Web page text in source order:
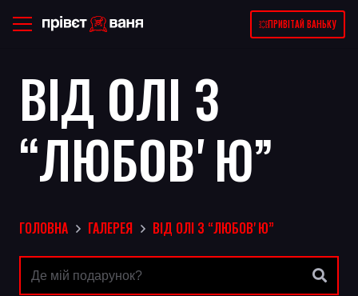
💥ПРИВІТАЙ ВАНЬКУ
ВІД ОЛІ З
“ЛЮБОВʼЮ”
ГОЛОВНА ГАЛЕРЕЯ ВІД ОЛІ З “ЛЮБОВʼЮ”